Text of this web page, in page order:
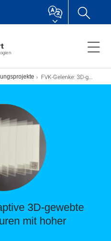
FVK-Gelenke: 3D-gewebte, adaptive FVKs
3D-gewebte
mit hoher